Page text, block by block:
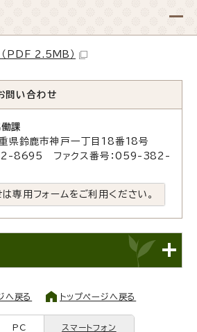
PDF 2.5MB）
問い合わせ
課
鈴鹿市神戸一丁目18番18号
8695 ファクス番号：059-382-
専用フォームをご利用ください。
へ戻る トップページへ戻る
PC スマートフォン